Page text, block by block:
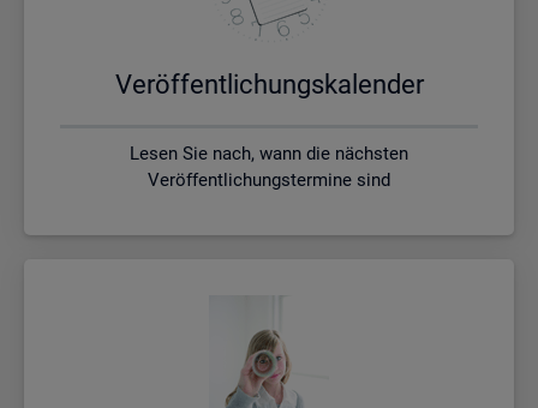
Ver­öf­fent­li­chungs­ka­len­der
Lesen Sie nach, wann die nächsten
Veröffentlichungstermine sind